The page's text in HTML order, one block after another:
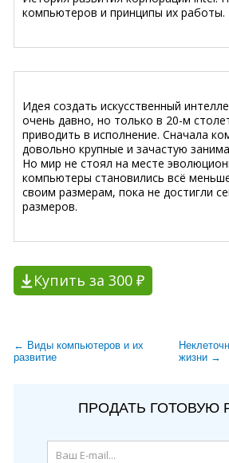
компьютеров и принципы их работы.
Идея создать искусственный
очень давно, но только в 20-м
приводить в исполнение. Сначала
довольно крупные и зачастую
Но мир не стоял на месте
компьютеры становились всё
своим размерам, пока не достигли
размеров.
Купить за 300 ₽
← Виды компьютеров и их
развитие
жизни →
ПРОДАТЬ ГОТОВУЮ